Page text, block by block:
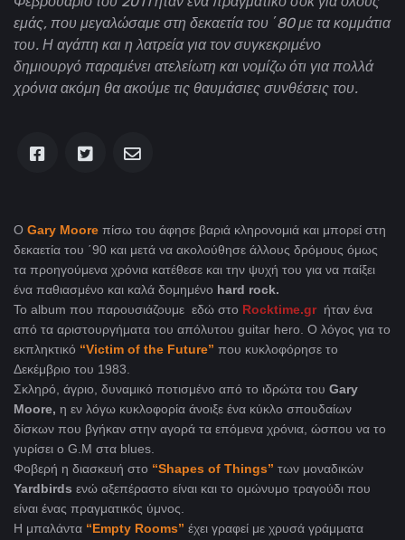
εμάς, που μεγαλώσαμε στη δεκαετία του ΄80 με τα κομμάτια
του. Η αγάπη και η λατρεία για τον συγκεκριμένο
δημιουργό παραμένει ατελείωτη και νομίζω ότι για πολλά
χρόνια ακόμη θα ακούμε τις θαυμάσιες συνθέσεις του.
Ο Gary Moore πίσω του άφησε βαριά κληρονομιά και μπορεί στη
δεκαετία του ΄90 και μετά να ακολούθησε άλλους δρόμους όμως
τα προηγούμενα χρόνια κατέθεσε και την ψυχή του για να παίξει
ένα παθιασμένο και καλά δομημένο hard rock.
To album που παρουσιάζουμε εδώ στο Rocktime.grήταν ένα
από τα αριστουργήματα του απόλυτου guitar hero. O λόγος για το
εκπληκτικό “Victim of the Future” που κυκλοφόρησε το
Δεκέμβριο του 1983.
Σκληρό, άγριο, δυναμικό ποτισμένο από το ιδρώτα του Gary
Moore, η εν λόγω κυκλοφορία άνοιξε ένα κύκλο σπουδαίων
δίσκων που βγήκαν στην αγορά τα επόμενα χρόνια, ώσπου να το
γυρίσει ο G.M στα blues.
Φοβερή η διασκευή στο “Shapes of Things” των μοναδικών
Yardbirds ενώ αξεπέραστο είναι και το ομώνυμο τραγούδι που
είναι ένας πραγματικός ύμνος.
Η μπαλάντα “Empty Rooms” έχει γραφεί με χρυσά γράμματα